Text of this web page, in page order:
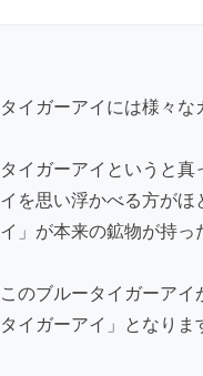
タイガーアイには様々な
タイガーアイというと
イを思い浮かべる方が
イ」が本来の鉱物が持っ
このブルータイガーア
タイガーアイ」となりま